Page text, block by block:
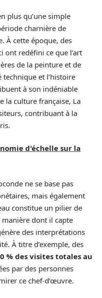
plus qu’une simple
charnière de
À cette époque, des
ont redéfini ce que l’art
de la peinture et de
technique et l’histoire
à son indéniable
la culture française, La
contribuant à la
d'échelle sur la
ne se base pas
mais également
constitue un pilier de
dont il capte
des interprétations
À titre d’exemple, des
% des visites totales au
par des personnes
ce chef-d’œuvre.